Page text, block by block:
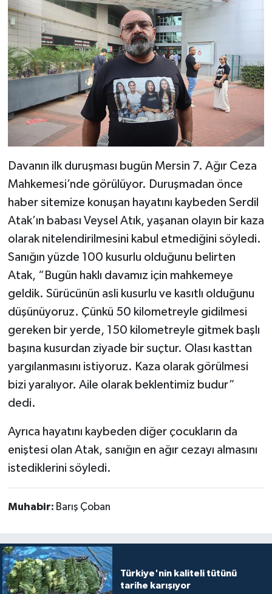
Davanın ilk duruşması bugün Mersin 7. Ağır Ceza
Mahkemesi’nde görülüyor. Duruşmadan önce
haber sitemize konuşan hayatını kaybeden Serdil
Atak’ın babası Veysel Atık, yaşanan olayın bir kaza
olarak nitelendirilmesini kabul etmediğini söyledi.
Sanığın yüzde 100 kusurlu olduğunu belirten
Atak, “Bugün haklı davamız için mahkemeye
geldik. Sürücünün asli kusurlu ve kasıtlı olduğunu
düşünüyoruz. Çünkü 50 kilometreyle gidilmesi
gereken bir yerde, 150 kilometreyle gitmek başlı
başına kusurdan ziyade bir suçtur. Olası kasttan
yargılanmasını istiyoruz. Kaza olarak görülmesi
bizi yaralıyor. Aile olarak beklentimiz budur”
dedi.
Ayrıca hayatını kaybeden diğer çocukların da
eniştesi olan Atak, sanığın en ağır cezayı almasını
istediklerini söyledi.
Muhabir: Barış Çoban
Türkiye'nin kaliteli tütünü
tarihe karışıyor